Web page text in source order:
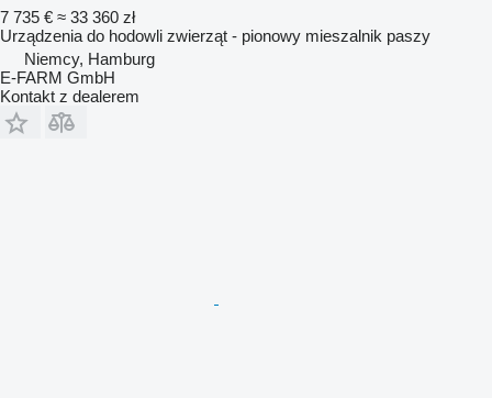
7 735 € ≈ 33 360 zł
Urządzenia do hodowli zwierząt - pionowy mieszalnik paszy
Niemcy, Hamburg
E-FARM GmbH
Kontakt z dealerem